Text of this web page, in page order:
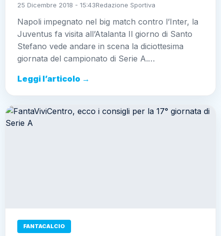
25 Dicembre 2018 - 15:43Redazione Sportiva
Napoli impegnato nel big match contro l’Inter, la
Juventus fa visita all’Atalanta Il giorno di Santo
Stefano vede andare in scena la diciottesima
giornata del campionato di Serie A.…
Leggi l’articolo →
FANTACALCIO